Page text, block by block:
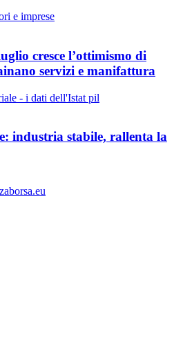
cresce l’ottimismo di
servizi e manifattura
industria stabile, rallenta la